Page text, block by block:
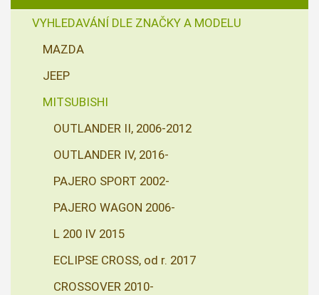
VYHLEDAVÁNÍ DLE ZNAČKY A MODELU
MAZDA
JEEP
MITSUBISHI
OUTLANDER II, 2006-2012
OUTLANDER IV, 2016-
PAJERO SPORT 2002-
PAJERO WAGON 2006-
L 200 IV 2015
ECLIPSE CROSS, od r. 2017
CROSSOVER 2010-